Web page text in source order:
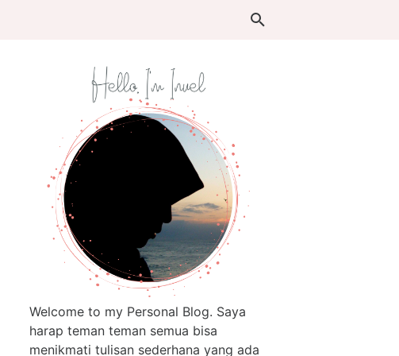
Welcome to my Personal Blog. Saya
harap teman teman semua bisa
menikmati tulisan sederhana yang ada